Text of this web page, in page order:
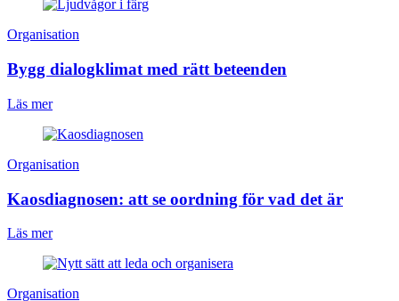
Organisation
Bygg dialogklimat med rätt beteenden
Läs mer
Organisation
Kaosdiagnosen: att se oordning för vad det är
Läs mer
Organisation